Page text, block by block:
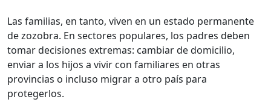
Las familias, en tanto, viven en un estado permanente
de zozobra. En sectores populares, los padres deben
tomar decisiones extremas: cambiar de domicilio,
enviar a los hijos a vivir con familiares en otras
provincias o incluso migrar a otro país para
protegerlos.